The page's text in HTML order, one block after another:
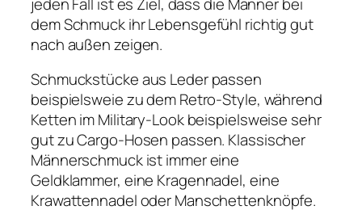
dem Schmuck ihr Lebensgefühl richtig gut
nach außen zeigen.
Schmuckstücke aus Leder passen
beispielsweie zu dem Retro-Style, während
Ketten im Military-Look beispielsweise sehr
gut zu Cargo-Hosen passen. Klassischer
Männerschmuck ist immer eine
Geldklammer, eine Kragennadel, eine
Krawattennadel oder Manschettenknöpfe.